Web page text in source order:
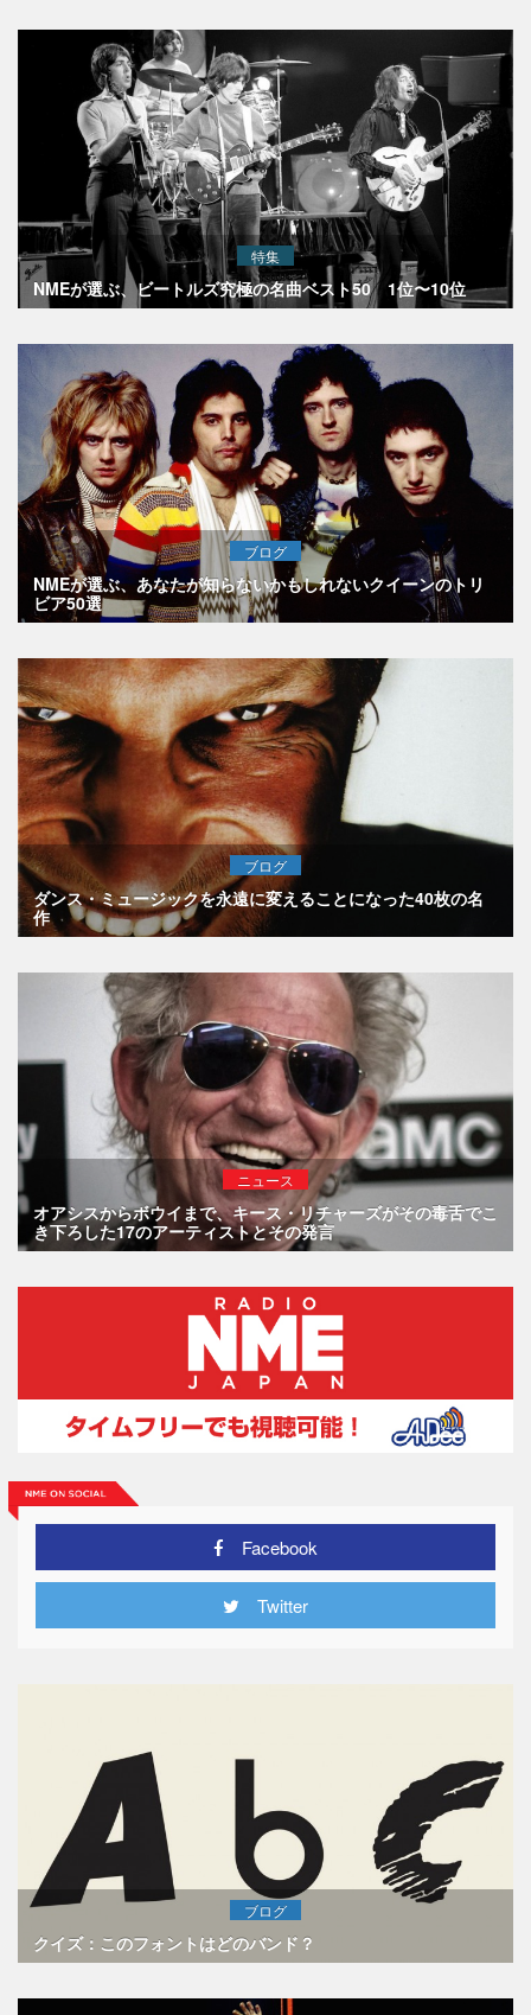
特集
NMEが選ぶ、ビートルズ究極の名曲ベスト50 1位〜10位
ブログ
NMEが選ぶ、あなたが知らないかもしれないクイーンのトリ
ビア50選
ブログ
ダンス・ミュージックを永遠に変えることになった40枚の名
作
ニュース
オアシスからボウイまで、キース・リチャーズがその毒舌でこ
き下ろした17のアーティストとその発言
Facebook
Twitter
ブログ
クイズ：このフォントはどのバンド？